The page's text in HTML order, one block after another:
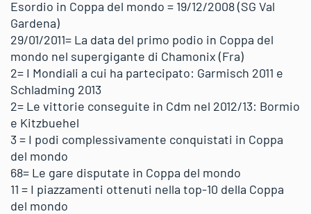
Esordio in Coppa del mondo = 19/12/2008 (SG Val
Gardena)
29/01/2011= La data del primo podio in Coppa del
mondo nel supergigante di Chamonix (Fra)
2= I Mondiali a cui ha partecipato: Garmisch 2011 e
Schladming 2013
2= Le vittorie conseguite in Cdm nel 2012/13: Bormio
e Kitzbuehel
3 = I podi complessivamente conquistati in Coppa
del mondo
68= Le gare disputate in Coppa del mondo
11 = I piazzamenti ottenuti nella top-10 della Coppa
del mondo